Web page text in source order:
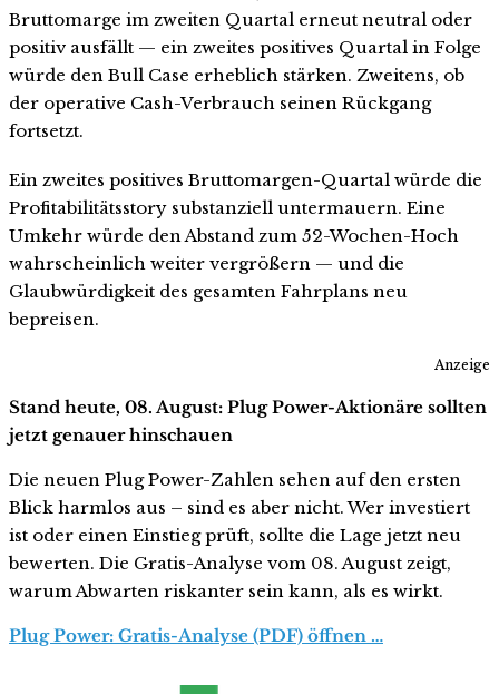
Bruttomarge im zweiten Quartal erneut neutral oder
positiv ausfällt — ein zweites positives Quartal in Folge
würde den Bull Case erheblich stärken. Zweitens, ob
der operative Cash-Verbrauch seinen Rückgang
fortsetzt.
Ein zweites positives Bruttomargen-Quartal würde die
Profitabilitätsstory substanziell untermauern. Eine
Umkehr würde den Abstand zum 52-Wochen-Hoch
wahrscheinlich weiter vergrößern — und die
Glaubwürdigkeit des gesamten Fahrplans neu
bepreisen.
Anzeige
Stand heute, 08. August: Plug Power-Aktionäre sollten
jetzt genauer hinschauen
Die neuen Plug Power-Zahlen sehen auf den ersten
Blick harmlos aus – sind es aber nicht. Wer investiert
ist oder einen Einstieg prüft, sollte die Lage jetzt neu
bewerten. Die Gratis-Analyse vom 08. August zeigt,
warum Abwarten riskanter sein kann, als es wirkt.
Plug Power: Gratis-Analyse (PDF) öffnen …